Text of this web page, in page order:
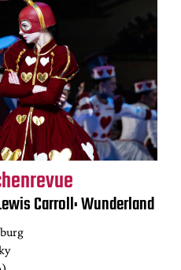
Carroll: Wunderland